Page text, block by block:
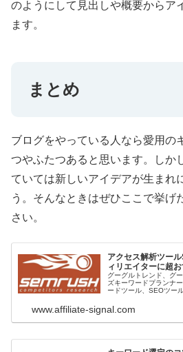
のようにして見出しや概要からア
ます。
まとめ
ブログをやっている人なら愛用の
つやふたつあると思います。しか
ていては新しいアイデアが生まれ
う。そんなときはぜひここで挙げ
さい。
アクセス解析ツー
ィリエイターに超
グーグルトレンド、グ
ズキーワードプランナ
ードツール、SEOツー
チェックやニッチなキー
www.affiliate-signal.com